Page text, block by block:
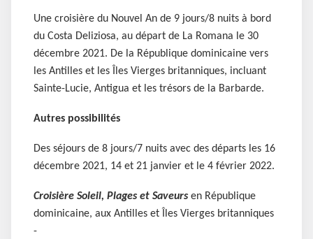
Une croisière du Nouvel An de 9 jours/8 nuits à bord
du Costa Deliziosa, au départ de La Romana le 30
décembre 2021. De la République dominicaine vers
les Antilles et les Îles Vierges britanniques, incluant
Sainte-Lucie, Antigua et les trésors de la Barbarde.
Autres possibilités
Des séjours de 8 jours/7 nuits avec des départs les 16
décembre 2021, 14 et 21 janvier et le 4 février 2022.
Croisière Soleil, Plages et Saveurs en République
dominicaine, aux Antilles et Îles Vierges britanniques
-